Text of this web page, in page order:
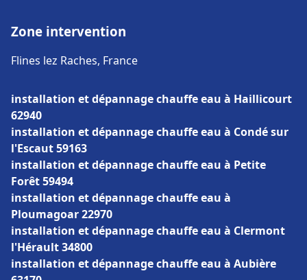
Zone intervention
Flines lez Raches, France
installation et dépannage chauffe eau à Haillicourt
62940
installation et dépannage chauffe eau à Condé sur
l'Escaut 59163
installation et dépannage chauffe eau à Petite
Forêt 59494
installation et dépannage chauffe eau à
Ploumagoar 22970
installation et dépannage chauffe eau à Clermont
l'Hérault 34800
installation et dépannage chauffe eau à Aubière